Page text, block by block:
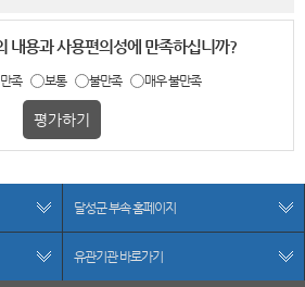
내용과 사용편의성에 만족하십니까?
만족 보통 불만족 매우 불만족
달성군 부속 홈페이지
유관기관 바로가기